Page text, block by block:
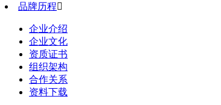
品牌历程
企业介绍
企业文化
资质证书
组织架构
合作关系
资料下载